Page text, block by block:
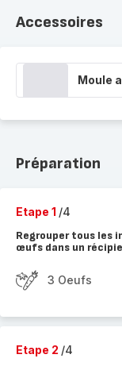
Accessoires
Moule
Préparation
Etape 1 /4
Regrouper tous les
œufs dans un
3 Oeufs
Etape 2 /4